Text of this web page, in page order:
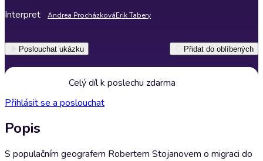
Interpret Andrea ProcházkováErik Tabery
Poslouchat ukázku Přidat do oblíbených
Celý díl k poslechu zdarma
Přihlásit se a poslouchat
Popis
S populačním geografem Robertem Stojanovem o migraci do